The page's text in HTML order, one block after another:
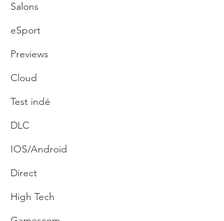
Salons
eSport
Previews
Cloud
Test indé
DLC
IOS/Android
Direct
High Tech